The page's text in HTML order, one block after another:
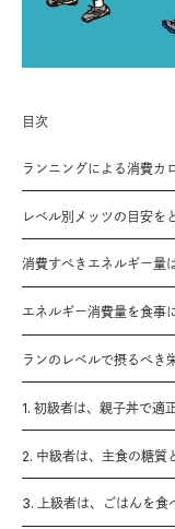
目次
ランニングによる消費カ
レベル別メッツの目安を
消費すべきエネルギー量
エネルギー消費量を食事
ランのレベルで摂るべき
1. 初級者は、親子丼で適
2. 中級者は、主食の糖質
3. 上級者は、ごはんを食